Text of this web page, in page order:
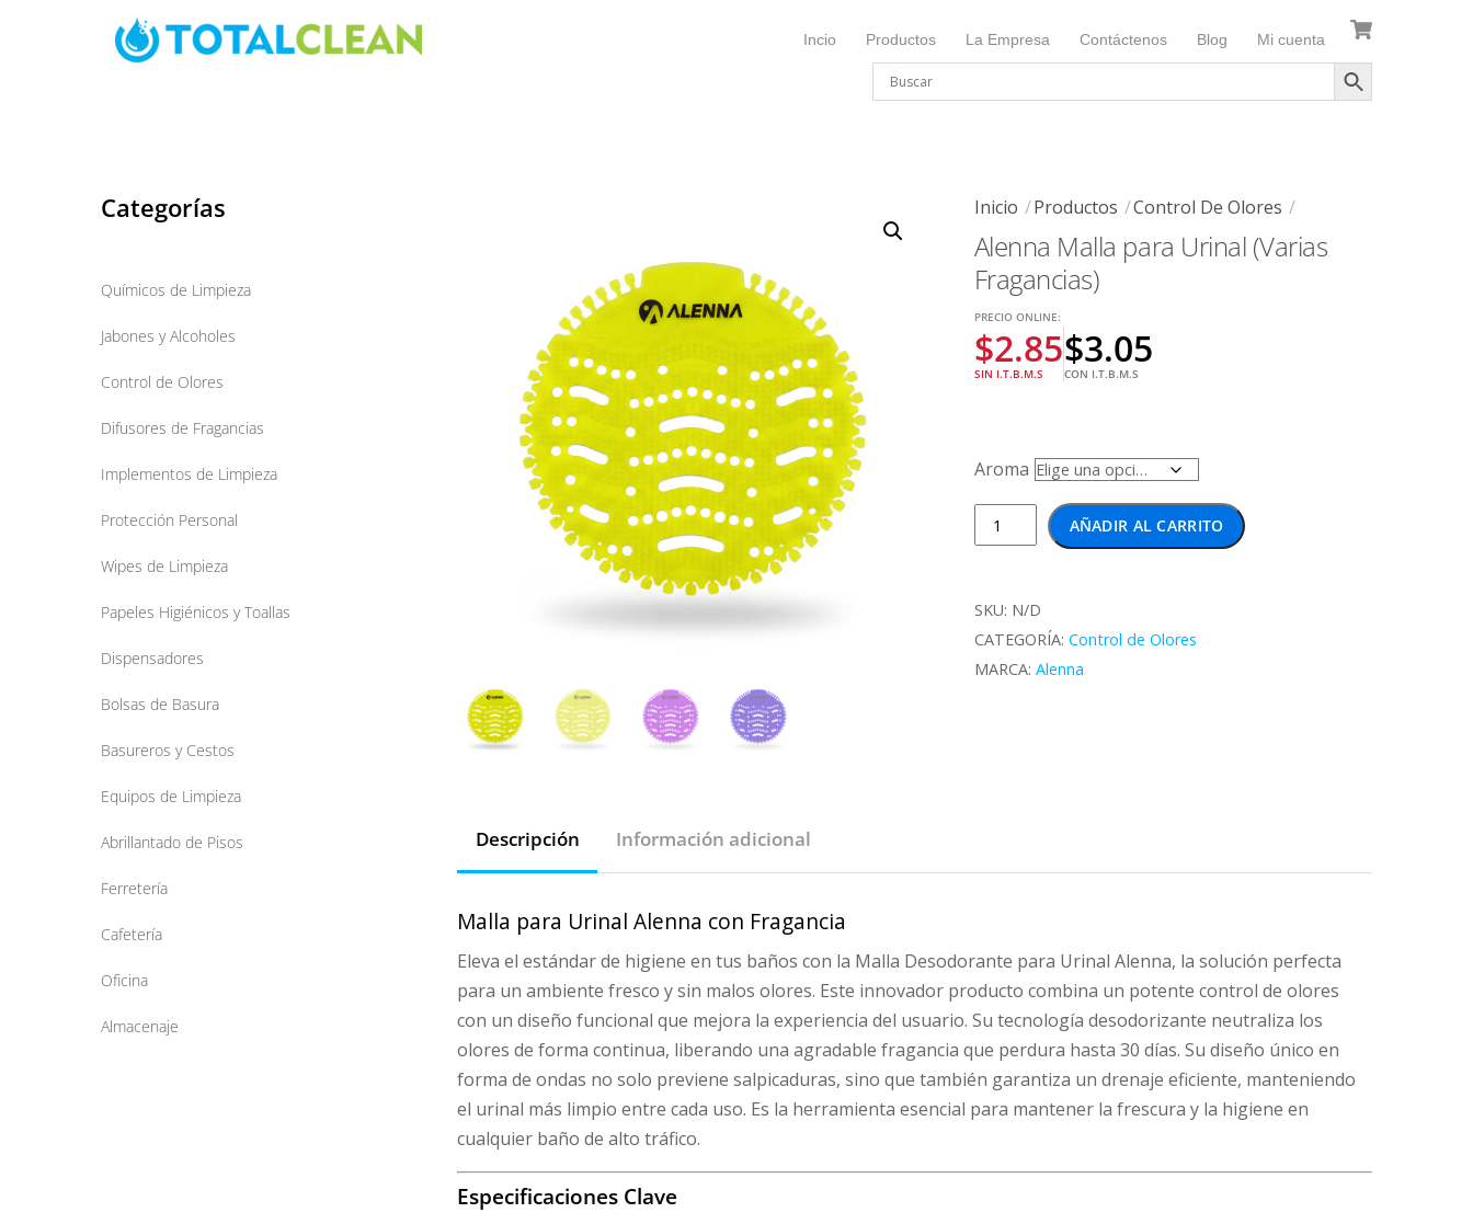
Incio Productos La Empresa Contáctenos Blog Mi cuenta
Inicio Productos Control De Olores
Alenna Malla para Urinal (Varias
Fragancias)
PRECIO ONLINE:
$2.85
SIN I.T.B.M.S
$3.05
CON I.T.B.M.S
Aroma
Alenna
Malla
Urinal
(Varias
Fragancias)
AÑADIR AL CARRITO
SKU: N/D
CATEGORÍA: Control de Olores
MARCA: Alenna
Descripción Información adicional
Malla para Urinal Alenna con Fragancia
Eleva el estándar de higiene en tus baños con la Malla Desodorante para Urinal Alenna, la solución perfecta
para un ambiente fresco y sin malos olores. Este innovador producto combina un potente control de olores
con un diseño funcional que mejora la experiencia del usuario. Su tecnología desodorizante neutraliza los
olores de forma continua, liberando una agradable fragancia que perdura hasta 30 días. Su diseño único en
forma de ondas no solo previene salpicaduras, sino que también garantiza un drenaje eficiente, manteniendo
el urinal más limpio entre cada uso. Es la herramienta esencial para mantener la frescura y la higiene en
cualquier baño de alto tráfico.
Especificaciones Clave
Categorías
Químicos de Limpieza
Jabones y Alcoholes
Control de Olores
Difusores de Fragancias
Implementos de Limpieza
Protección Personal
Wipes de Limpieza
Papeles Higiénicos y Toallas
Dispensadores
Bolsas de Basura
Basureros y Cestos
Equipos de Limpieza
Abrillantado de Pisos
Ferretería
Cafetería
Oficina
Almacenaje